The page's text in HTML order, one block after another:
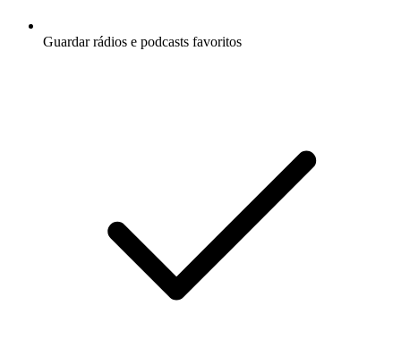
Guardar rádios e podcasts favoritos